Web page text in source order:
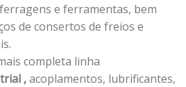
e ferramentas, bem
de consertos de freios e
completa linha
,acoplamentos, lubrificantes,